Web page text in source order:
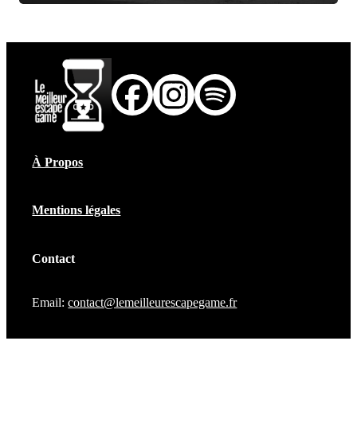
À Propos
Mentions légales
Contact
Email:contact@lemeilleurescapegame.fr